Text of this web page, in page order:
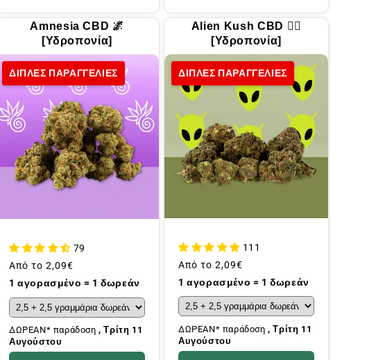
Amnesia CBD 🌌
[Υδροπονία]
ΔΙΠΛΕΣ ΠΑΡΑΓΓΕΛΙΕΣ
79
Συνήθης
τιμή
Από το 2,09€
1 αγορασμένο = 1 δωρεάν
ΔΩΡΕΑΝ* παράδοση, Τρίτη 11
Αυγούστου
Alien Kush CBD 🧟‍♂️
[Υδροπονία]
ΔΙΠΛΕΣ ΠΑΡΑΓΓΕΛΙΕΣ
111
Συνήθης
τιμή
Από το 2,09€
1 αγορασμένο = 1 δωρεάν
ΔΩΡΕΑΝ* παράδοση, Τρίτη 11
Αυγούστου